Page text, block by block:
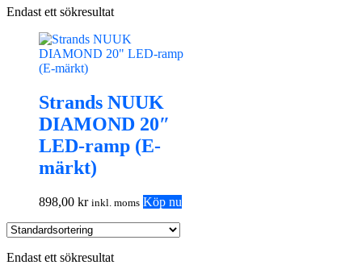
Endast ett sökresultat
Strands NUUK
DIAMOND 20″
LED-ramp (E-
märkt)
898,00 kr inkl. moms Köp nu
Endast ett sökresultat